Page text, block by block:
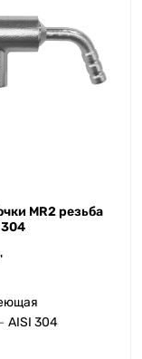
MR2 резьба
304
AISI 304